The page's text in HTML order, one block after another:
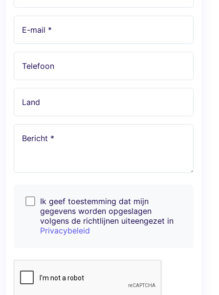
E-mail *
Telefoon
Land
Bericht *
Ik geef toestemming dat mijn
gegevens worden opgeslagen
volgens de richtlijnen uiteengezet in
Privacybeleid